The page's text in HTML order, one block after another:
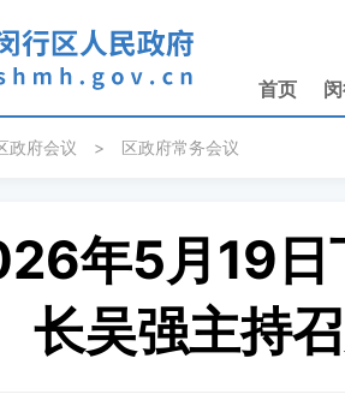
首页
政府会议 > 区政府常务会议
年5月19日
长吴强主持